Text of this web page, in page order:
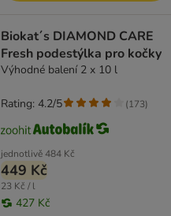
Biokat´s DIAMOND CARE
Fresh podestýlka pro kočky
Výhodné balení 2 x 10 l
jednotlivě484 Kč
449 Kč
23 Kč / l
427 Kč
Rating: 4.2/5 (173)